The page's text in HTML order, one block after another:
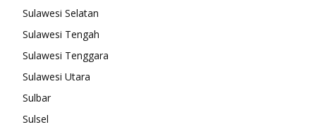
Sulawesi Selatan
Sulawesi Tengah
Sulawesi Tenggara
Sulawesi Utara
Sulbar
Sulsel